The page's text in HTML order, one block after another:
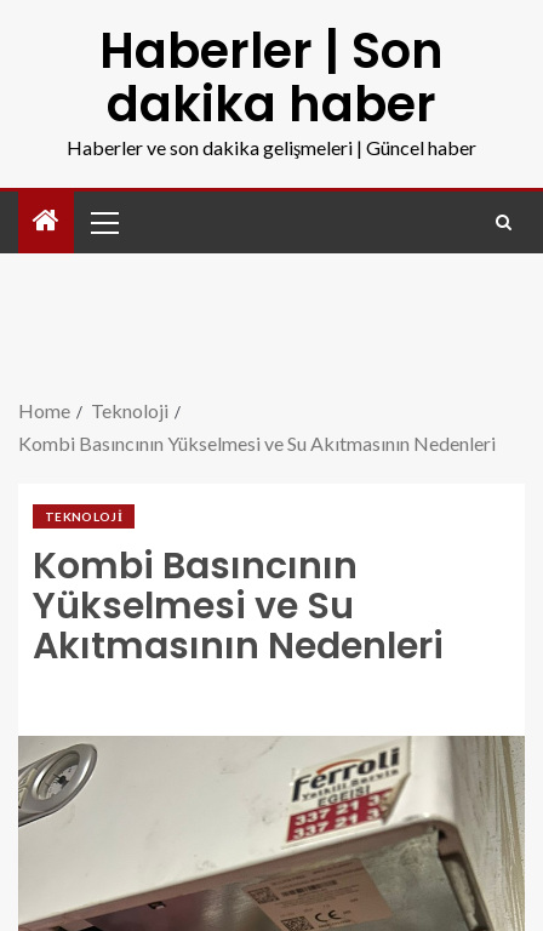
Haberler | Son
dakika haber
Haberler ve son dakika gelişmeleri | Güncel haber
Home
Teknoloji
Kombi Basıncının Yükselmesi ve Su Akıtmasının Nedenleri
TEKNOLOJI
Kombi Basıncının
Yükselmesi ve Su
Akıtmasının Nedenleri